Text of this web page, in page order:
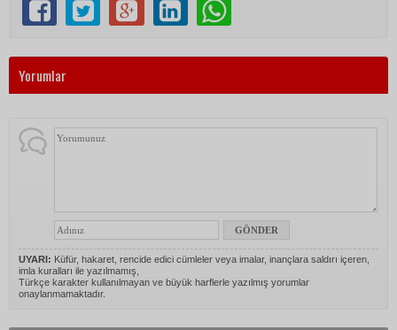
Yorumlar
UYARI: Küfür, hakaret, rencide edici cümleler veya imalar, inançlara saldırı içeren,
imla kuralları ile yazılmamış,
Türkçe karakter kullanılmayan ve büyük harflerle yazılmış yorumlar
onaylanmamaktadır.